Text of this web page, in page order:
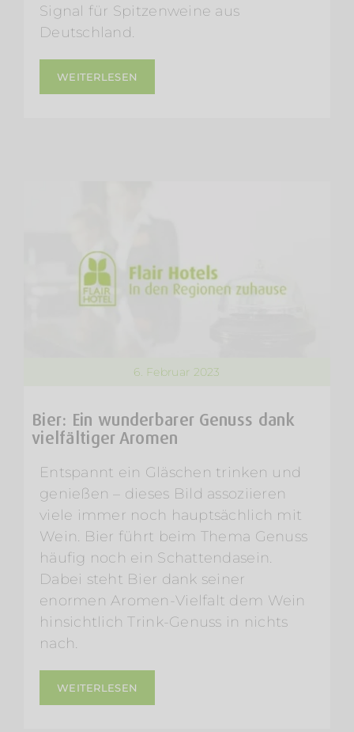
Signal für Spitzenweine aus
Deutschland.
WEITERLESEN
6. Februar 2023
Bier: Ein wunderbarer Genuss dank
vielfältiger Aromen
Entspannt ein Gläschen trinken und
genießen – dieses Bild assoziieren
viele immer noch hauptsächlich mit
Wein. Bier führt beim Thema Genuss
häufig noch ein Schattendasein.
Dabei steht Bier dank seiner
enormen Aromen-Vielfalt dem Wein
hinsichtlich Trink-Genuss in nichts
nach.
WEITERLESEN